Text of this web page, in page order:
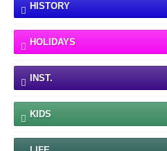
HISTORY
HOLIDAYS
INST.
KIDS